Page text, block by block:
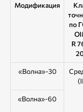
Модификация
по
R
«Волна»-30
«Волна»-60